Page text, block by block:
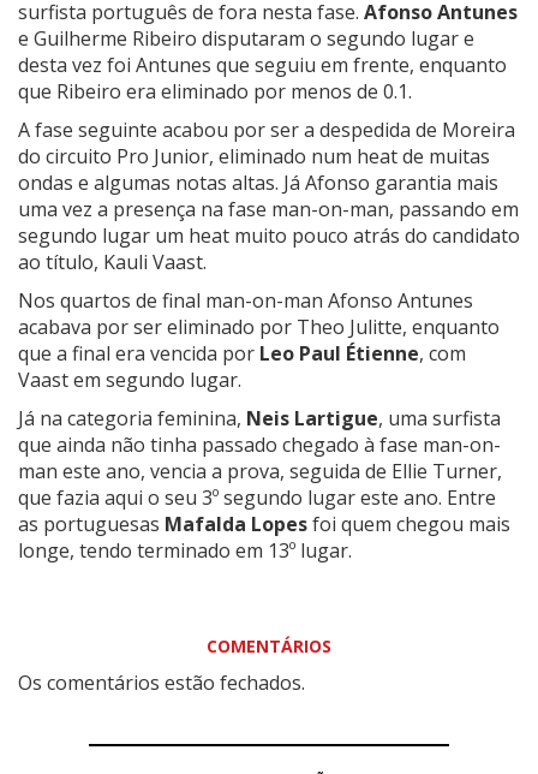
surfista português de fora nesta fase. Afonso Antunes
e Guilherme Ribeiro disputaram o segundo lugar e
desta vez foi Antunes que seguiu em frente, enquanto
que Ribeiro era eliminado por menos de 0.1.
A fase seguinte acabou por ser a despedida de Moreira
do circuito Pro Junior, eliminado num heat de muitas
ondas e algumas notas altas. Já Afonso garantia mais
uma vez a presença na fase man-on-man, passando em
segundo lugar um heat muito pouco atrás do candidato
ao título, Kauli Vaast.
Nos quartos de final man-on-man Afonso Antunes
acabava por ser eliminado por Theo Julitte, enquanto
que a final era vencida por Leo Paul Étienne, com
Vaast em segundo lugar.
Já na categoria feminina, Neis Lartigue, uma surfista
que ainda não tinha passado chegado à fase man-on-
man este ano, vencia a prova, seguida de Ellie Turner,
que fazia aqui o seu 3º segundo lugar este ano. Entre
as portuguesas Mafalda Lopesfoi quem chegou mais
longe, tendo terminado em 13º lugar.
COMENTÁRIOS
Os comentários estão fechados.